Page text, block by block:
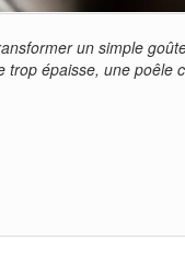
un simple
trop épaisse, une poêle